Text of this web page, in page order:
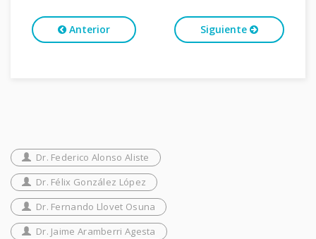
Anterior Siguiente
Dr. Federico Alonso Aliste
Dr. Félix González López
Dr. Fernando Llovet Osuna
Dr. Jaime Aramberri Agesta